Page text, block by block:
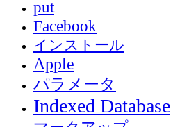
put
Facebook
インストール
Apple
パラメータ
Indexed Database